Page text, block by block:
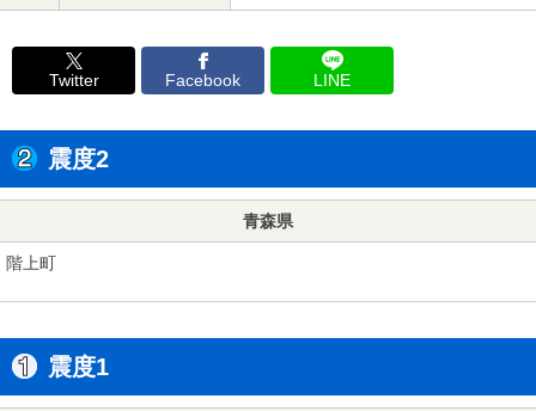
Twitter Facebook LINE
震度2
青森県
階上町
震度1